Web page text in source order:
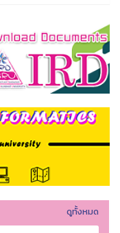
ดูทั้งหมด